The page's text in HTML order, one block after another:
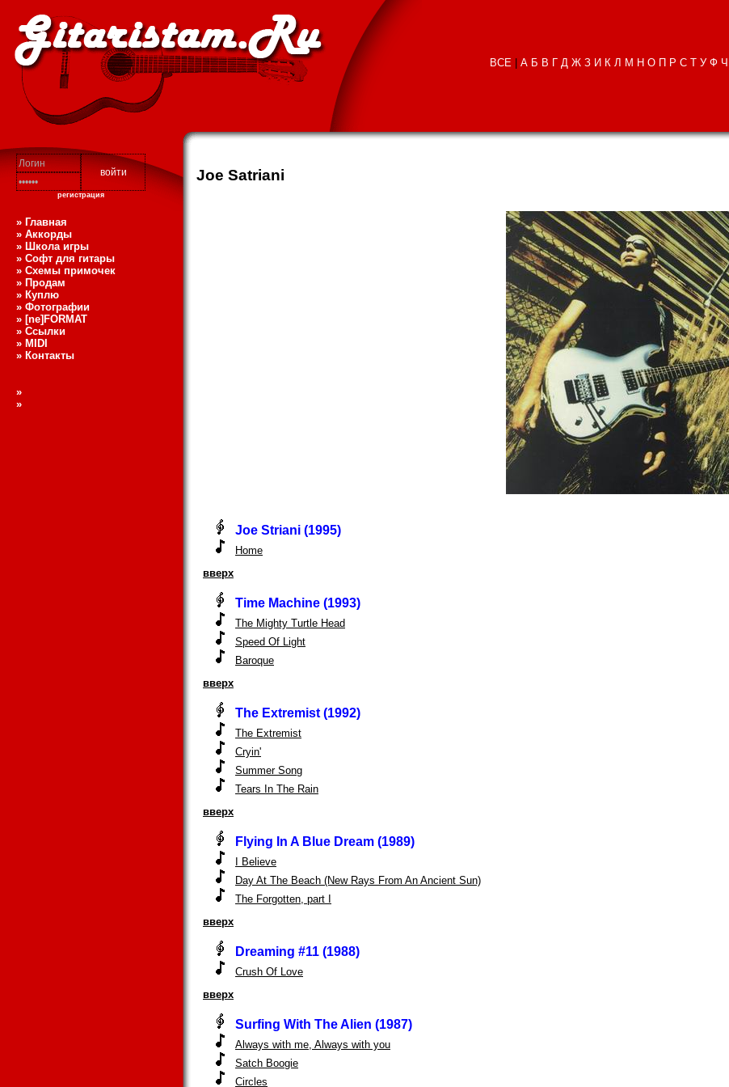
ВСЕ| А Б В Г Д Ж З И К Л М Н О П Р С Т У Ф Ч
регистрация
Joe Satriani
» Главная
» Аккорды
» Школа игры
» Софт для гитары
» Схемы примочек
» Продам
» Куплю
» Фотографии
» [ne]FORMAT
» Ссылки
» MIDI
» Контакты
»
»
Joe Striani (1995)
Home
вверх
Time Machine (1993)
The Mighty Turtle Head
Speed Of Light
Baroque
вверх
The Extremist (1992)
The Extremist
Cryin'
Summer Song
Tears In The Rain
вверх
Flying In A Blue Dream (1989)
I Believe
Day At The Beach (New Rays From An Ancient Sun)
The Forgotten, part I
вверх
Dreaming #11 (1988)
Crush Of Love
вверх
Surfing With The Alien (1987)
Always with me, Always with you
Satch Boogie
Circles